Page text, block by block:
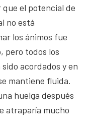
el potencial de
no está
los ánimos fue
pero todos los
acordados y en
mantiene fluida.
huelga después
atraparía mucho